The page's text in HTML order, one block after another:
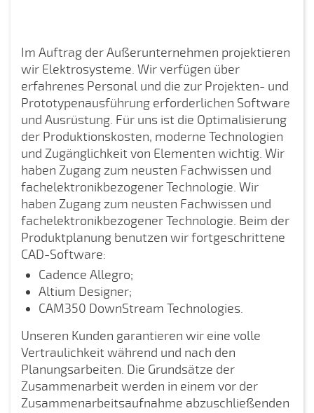
Im Auftrag der Außerunternehmen projektieren
wir Elektrosysteme. Wir verfügen über
erfahrenes Personal und die zur Projekten- und
Prototypenausführung erforderlichen Software
und Ausrüstung. Für uns ist die Optimalisierung
der Produktionskosten, moderne Technologien
und Zugänglichkeit von Elementen wichtig. Wir
haben Zugang zum neusten Fachwissen und
fachelektronikbezogener Technologie. Wir
haben Zugang zum neusten Fachwissen und
fachelektronikbezogener Technologie. Beim der
Produktplanung benutzen wir fortgeschrittene
CAD-Software:
Cadence Allegro;
Altium Designer;
CAM350 DownStream Technologies.
Unseren Kunden garantieren wir eine volle
Vertraulichkeit während und nach den
Planungsarbeiten. Die Grundsätze der
Zusammenarbeit werden in einem vor der
Zusammenarbeitsaufnahme abzuschließenden